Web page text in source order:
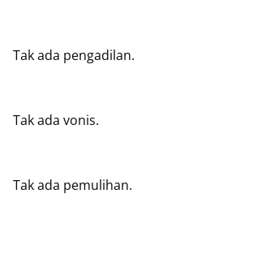
Tak ada pengadilan.
Tak ada vonis.
Tak ada pemulihan.